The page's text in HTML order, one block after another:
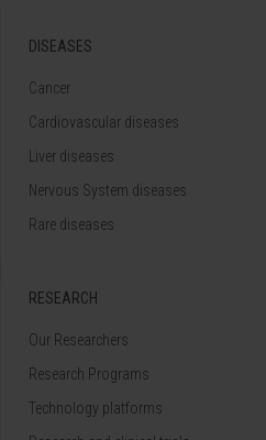
DISEASES
Cancer
Cardiovascular diseases
Liver diseases
Nervous System diseases
Rare diseases
RESEARCH
Our Researchers
Research Programs
Technology platforms